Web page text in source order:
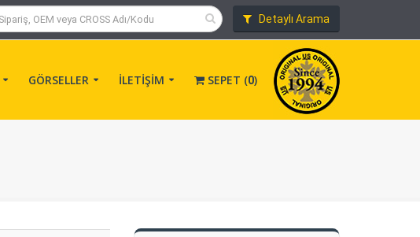
Detaylı Arama
GÖRSELLER İLETİŞİM SEPET (0)